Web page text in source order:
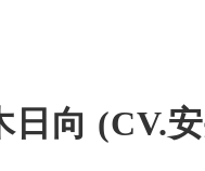
日向 (CV.